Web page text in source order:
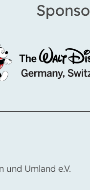
und Umland e.V.